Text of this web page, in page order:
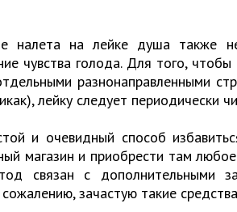
налета на лейке душа также
чувства голода. Для того,
разнонаправленными
лейку следует периодически
и очевидный способ
магазин и приобрести там
связан с дополнительными
зачастую такие